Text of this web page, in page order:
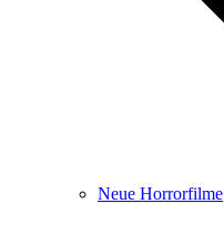
Neue Horrorfilme